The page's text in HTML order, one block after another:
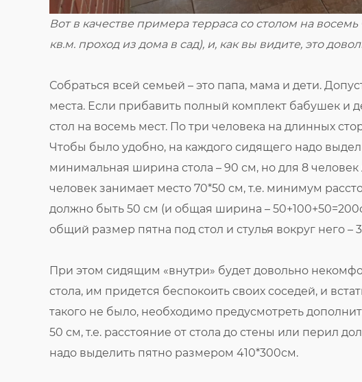
Вот в качестве примера терраса со столом на восемь
кв.м. проход из дома в сад), и, как вы видите, это
Собраться всей семьей – это папа, мама и дети.
места. Если прибавить полный комплект бабушек и
стол на восемь мест. По три человека на длинных
Чтобы было удобно, на каждого сидящего надо
минимальная ширина стола – 90 см, но для 8 человек
человек занимает место 70*50 см, т.е. минимум
должно быть 50 см (и общая ширина –
общий размер пятна под стол и стулья вокруг него –
При этом сидящим «внутри» будет довольно
стола, им придется беспокоить своих соседей, и
такого не было, необходимо предусмотреть
50 см, т.е. расстояние от стола до стены или перил
надо выделить пятно размером 410*300см.